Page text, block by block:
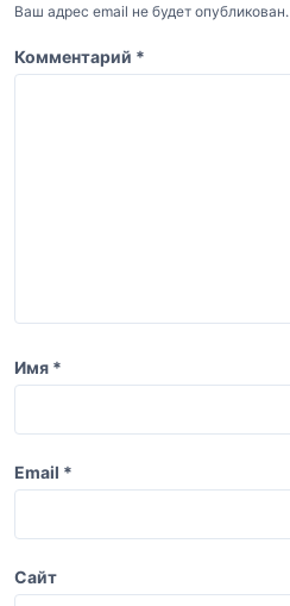
Ваш адрес email не будет опубликован.
Комментарий *
Имя *
Email *
Сайт